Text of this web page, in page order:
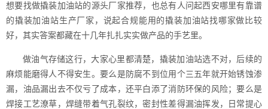
想要找做撬装加油站的源头厂家推荐，也总有人问起西安哪里有靠谱
的撬装加油站生产厂家，说起合规能用的撬装加油站找哪家做比较
好，其实答案都藏在十几年扎扎实实做产品的手艺里。
做油气存储这行，大家心里都清楚，撬装加油站选不对，后续的
麻烦能磨得人不得安生。要么是防腐不到位用个三五年就开始锈蚀渗
漏，油品漏出去不仅亏了成本，还平白添了消防环保的风险；要么是
焊接工艺潦草，焊缝带着气孔裂纹，密封性差得漏油挥发，日常提心